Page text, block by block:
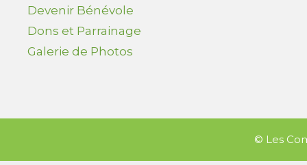
Devenir Bénévole
Dons et Parrainage
Galerie de Photos
© Les